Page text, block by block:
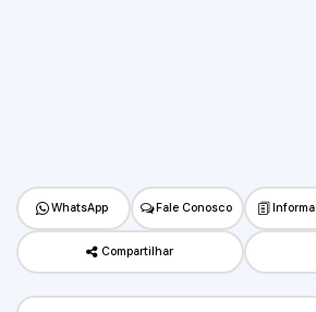
WhatsApp Fale Conosco
Compartilhar